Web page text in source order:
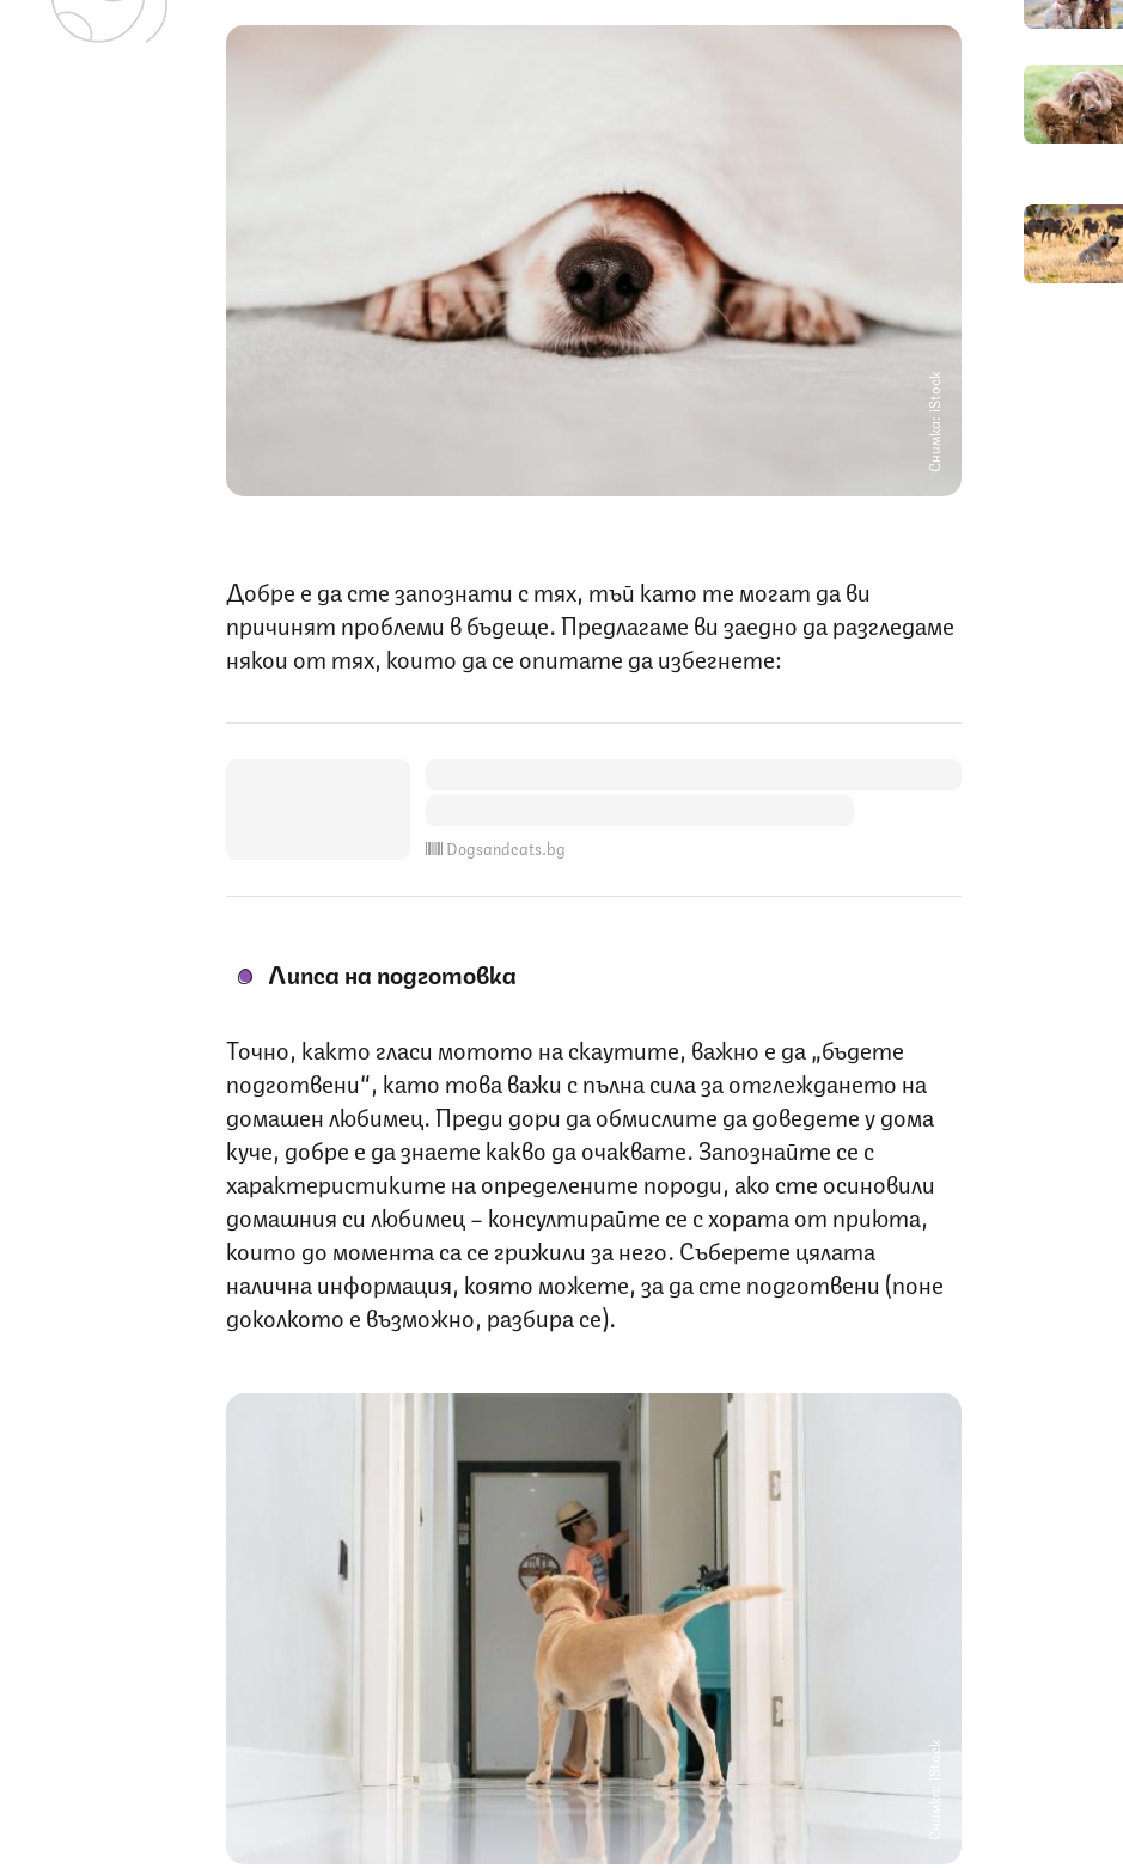
Снимка: iStock
Добре е да сте запознати с тях, тъй като те могат да ви
причинят проблеми в бъдеще. Предлагаме ви заедно да разгледаме
някои от тях, които да се опитате да избегнете:
Dogsandcats.bg
Липса на подготовка
Точно, както гласи мотото на скаутите, важно е да „бъдете
подготвени“, като това важи с пълна сила за отглеждането на
домашен любимец. Преди дори да обмислите да доведете у дома
куче, добре е да знаете какво да очаквате. Запознайте се с
характеристиките на определените породи, ако сте осиновили
домашния си любимец – консултирайте се с хората от приюта,
които до момента са се грижили за него. Съберете цялата
налична информация, която можете, за да сте подготвени (поне
доколкото е възможно, разбира се).
Снимка: iStock